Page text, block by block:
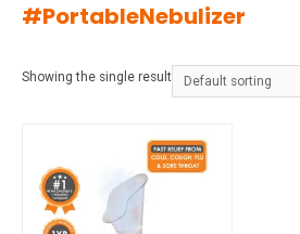
#PortableNebulizer
Showing the single result